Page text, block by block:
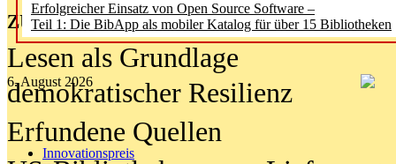
Erfolgreicher Einsatz von Open Source Software –
Teil 1: Die BibApp als mobiler Katalog für über 15 Bibliotheken
6. August 2026
Innovationspreis
zu kurz greift
Lesen als Grundlage
demokratischer Resilienz
Erfundene Quellen